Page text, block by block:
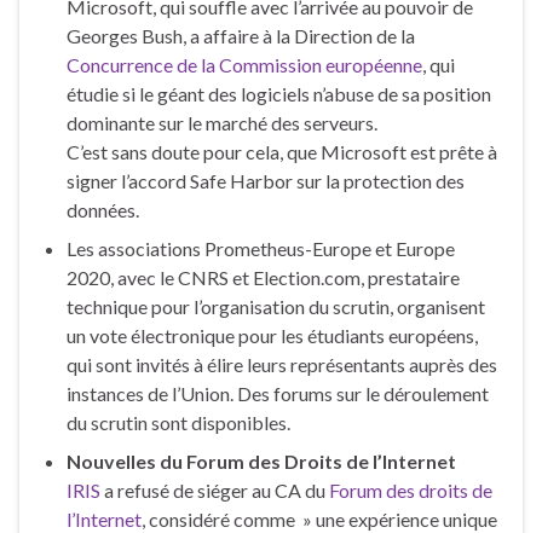
Microsoft, qui souffle avec l’arrivée au pouvoir de
Georges Bush, a affaire à la Direction de la
Concurrence de la Commission européenne, qui
étudie si le géant des logiciels n’abuse de sa position
dominante sur le marché des serveurs.
C’est sans doute pour cela, que Microsoft est prête à
signer l’accord Safe Harbor sur la protection des
données.
Les associations Prometheus-Europe et Europe
2020, avec le CNRS et Election.com, prestataire
technique pour l’organisation du scrutin, organisent
un vote électronique pour les étudiants européens,
qui sont invités à élire leurs représentants auprès des
instances de l’Union. Des forums sur le déroulement
du scrutin sont disponibles.
Nouvelles du Forum des Droits de l’Internet
IRIS a refusé de siéger au CA du Forum des droits de
l’Internet, considéré comme » une expérience unique